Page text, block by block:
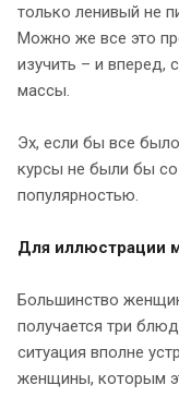
только ленивый не
Можно же все это
изучить – и вперед,
массы.
Эх, если бы все
курсы не были бы
популярностью.
Для иллюстрации
Большинство
получается три
ситуация вполне
женщины, которым